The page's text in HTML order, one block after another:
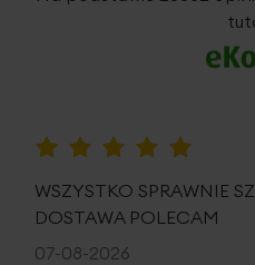
WSZYSTKO SPRAWNIE
DOSTAWA POLECAM
07-08-2026